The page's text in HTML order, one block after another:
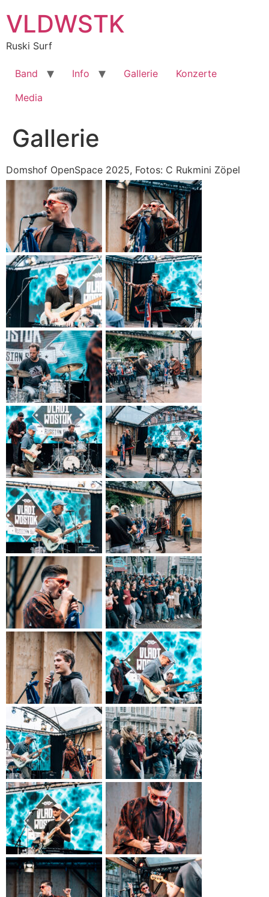
Inhalt
springen
VLDWSTK
Ruski Surf
Band Info Gallerie
Konzerte
Media
Gallerie
Domshof OpenSpace 2025, Fotos: C Rukmini Zöpel